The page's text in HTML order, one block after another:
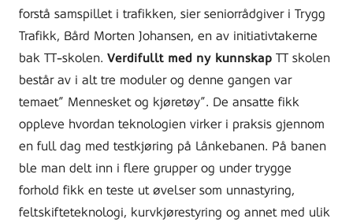
forstå samspillet i trafikken, sier seniorrådgiver i Trygg
Trafikk, Bård Morten Johansen, en av initiativtakerne
bak TT-skolen. Verdifullt med ny kunnskap TT skolen
består av i alt tre moduler og denne gangen var
temaet” Mennesket og kjøretøy”. De ansatte fikk
oppleve hvordan teknologien virker i praksis gjennom
en full dag med testkjøring på Lånkebanen. På banen
ble man delt inn i flere grupper og under trygge
forhold fikk en teste ut øvelser som unnastyring,
feltskifteteknologi, kurvkjørestyring og annet med ulik